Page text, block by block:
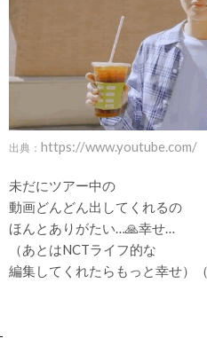
出典： https://www.youtube.com/
未だにツアー中の
動画どんどん出してくれるの
ほんとありがたい…🙏幸せ…
（あとはNCTライフ的な
編集してくれたらもっと幸せ）（